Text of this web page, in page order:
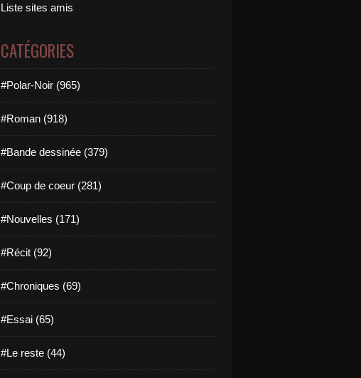
Liste sites amis
CATÉGORIES
#Polar-Noir (965)
#Roman (918)
#Bande dessinée (379)
#Coup de coeur (281)
#Nouvelles (171)
#Récit (92)
#Chroniques (69)
#Essai (65)
#Le reste (44)